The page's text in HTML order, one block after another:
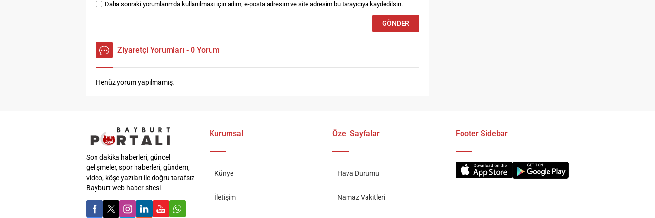
Daha sonraki yorumlarımda kullanılması için adım, e-posta adresim ve site adresim bu tarayıcıya kaydedilsin.
Ziyaretçi Yorumları - 0 Yorum
Henüz yorum yapılmamış.
Son dakika haberleri, güncel
gelişmeler, spor haberleri, gündem,
video, köşe yazıları ile doğru tarafsız
Bayburt web haber sitesi
Kurumsal
Künye
İletişim
Özel Sayfalar
Hava Durumu
Namaz Vakitleri
Footer Sidebar